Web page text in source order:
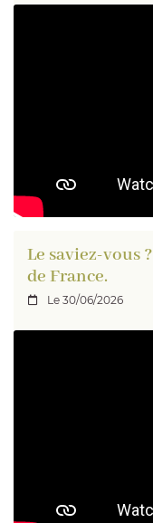
Le saviez-vous
de France.
 Le 30/06/2026